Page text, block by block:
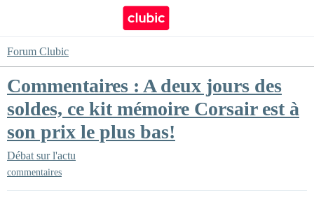
Forum Clubic
Commentaires : A deux jours des
soldes, ce kit mémoire Corsair est à
son prix le plus bas!
Débat sur l'actu
commentaires